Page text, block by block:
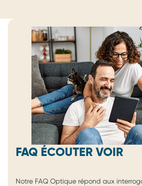
FAQ ÉCOUTER VOIR
Notre FAQ Optique répond aux